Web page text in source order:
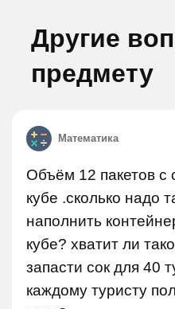
Другие
предмету
Математика
Объём 12 пакетов с
кубе .сколько надо
наполнить
кубе? хватит ли
запасти сок для 40
каждому туристу